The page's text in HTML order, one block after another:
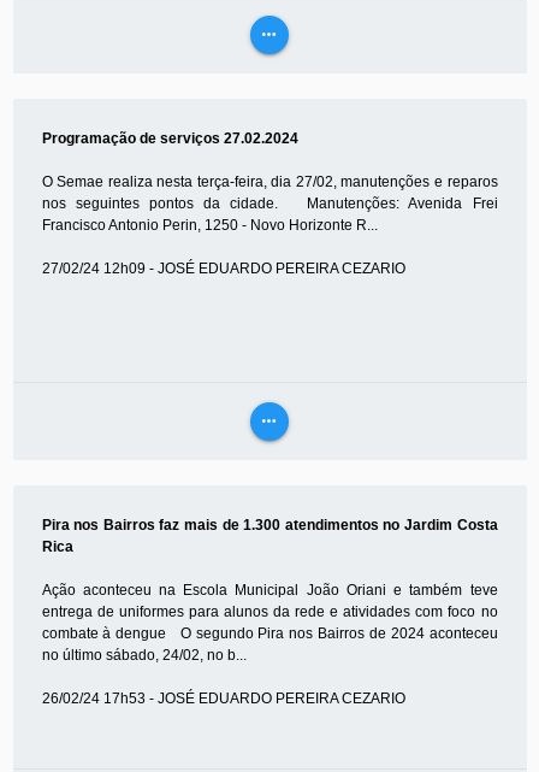
more_horiz
Programação de serviços 27.02.2024
O Semae realiza nesta terça-feira, dia 27/02, manutenções e reparos
nos seguintes pontos da cidade. Manutenções: Avenida Frei
Francisco Antonio Perin, 1250 - Novo Horizonte R...
27/02/24 12h09 - JOSÉ EDUARDO PEREIRA CEZARIO
more_horiz
Pira nos Bairros faz mais de 1.300 atendimentos no Jardim Costa
Rica
Ação aconteceu na Escola Municipal João Oriani e também teve
entrega de uniformes para alunos da rede e atividades com foco no
combate à dengue O segundo Pira nos Bairros de 2024 aconteceu
no último sábado, 24/02, no b...
26/02/24 17h53 - JOSÉ EDUARDO PEREIRA CEZARIO